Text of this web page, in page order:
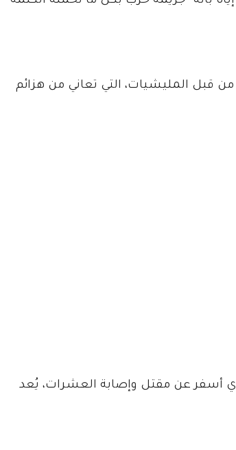
قبل المليشيات، التي تعاني من هزائم
أسفر عن مقتل وإصابة العشرات، يُعد